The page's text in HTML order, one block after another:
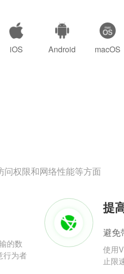
iOS Android macOS
权限和网络性能等方面
的数
行为者
提
避免
使用
止限